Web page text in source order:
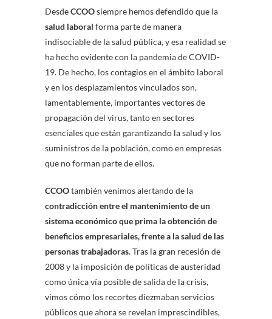
DesdeCCOOsiempre hemos defendido que la
salud laboral forma parte de manera
indisociable de la salud pública, y esa realidad se
ha hecho evidente con la pandemia de COVID-
19. De hecho, los contagios en el ámbito laboral
y en los desplazamientos vinculados son,
lamentablemente, importantes vectores de
propagación del virus, tanto en sectores
esenciales que están garantizando la salud y los
suministros de la población, como en empresas
que no forman parte de ellos.
CCOOtambién venimos alertando de la
contradicción entre el mantenimiento de un
sistema económico que prima la obtención de
beneficios empresariales, frente a la salud de las
personas trabajadoras. Tras la gran recesión de
2008 y la imposición de políticas de austeridad
como única vía posible de salida de la crisis,
vimos cómo los recortes diezmaban servicios
públicos que ahora se revelan imprescindibles,